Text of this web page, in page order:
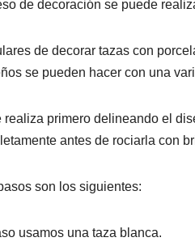
de decoración se puede
de decorar tazas con
se pueden hacer con una
realiza primero delineando el
antes de rociarla con
son los siguientes:
usamos una taza blanca.